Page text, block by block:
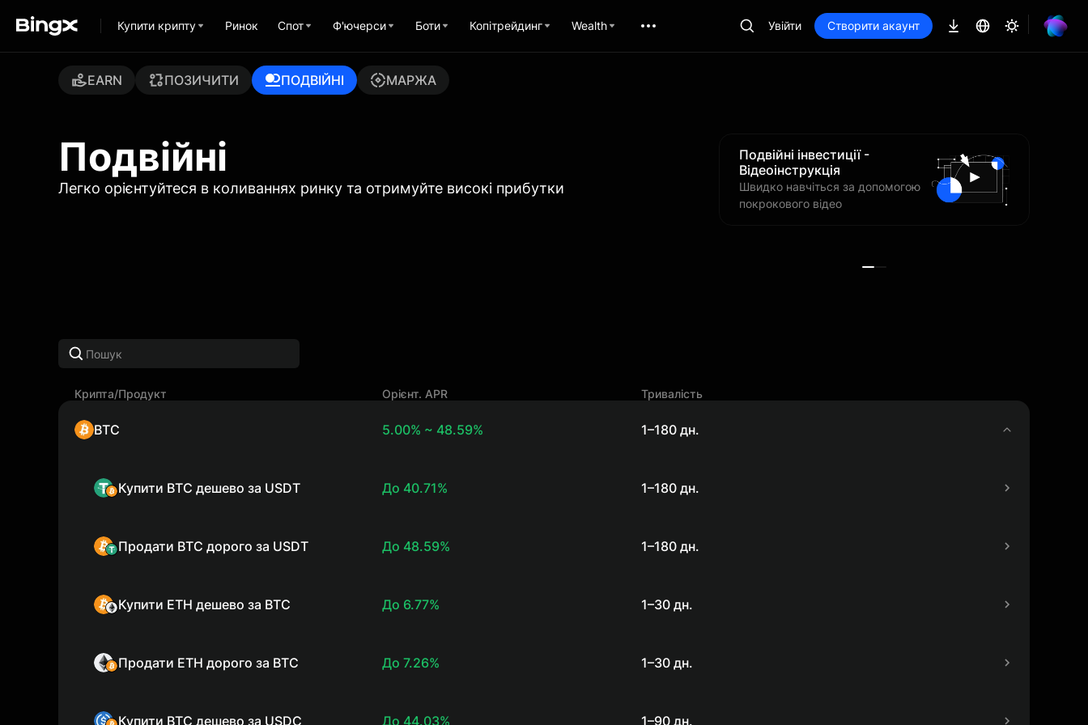
Купити крипту Ринок Спот Ф'ючерси Боти Копітрейдинг Wealth Увійти Створити акаунт
EARN ПОЗИЧИТИ ПОДВІЙНІ МАРЖА
Подвійні
Легко орієнтуйтеся в коливаннях ринку та отримуйте високі прибутки
Подвійні інвестиції -
Відеоінструкція
Швидко навчіться за допомогою
покрокового відео
Крипта/Продукт Орієнт. APR Тривалість
BTC 5.00% ~ 48.59% 1–180 дн.
Купити BTC дешево за USDT До 40.71% 1–180 дн.
Продати BTC дорого за USDT До 48.59% 1–180 дн.
Купити ETH дешево за BTC До 6.77% 1–30 дн.
Продати ETH дорого за BTC До 7.26% 1–30 дн.
Купити BTC дешево за USDC До 44.03% 1–90 дн.